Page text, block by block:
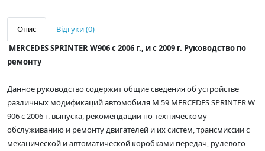
Опис
Відгуки (0)
MERCEDES SPRINTER W906 с 2006 г., и с 2009 г. Руководство по
ремонту
Данное руководство содержит общие сведения об устройстве
различных модификаций автомобиля М 59 MERCEDES SPRINTER W
906 с 2006 г. выпуска, рекомендации по техническому
обслуживанию и ремонту двигателей и их систем, трансмиссии с
механической и автоматической коробками передач, рулевого